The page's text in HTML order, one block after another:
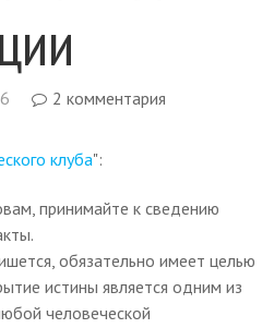
2 комментария
клуба":
принимайте к сведению
обязательно имеет целью
истины является одним из
человеческой